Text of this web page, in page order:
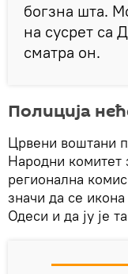
богзна шта.
на сусрет са
сматра он.
Полиција
Црвени воштани
Народни комитет
регионална
значи да се
Одеси и да ју је